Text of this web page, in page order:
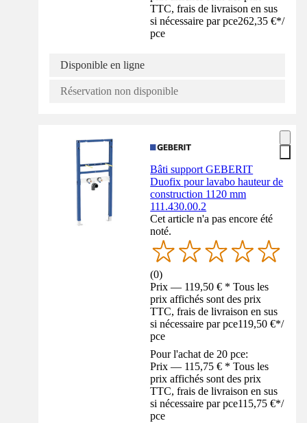
TTC, frais de livraison en sus
si nécessaire par pce262,35 €*/
pce
Disponible en ligne
Réservation non disponible
Bâti support GEBERIT
Duofix pour lavabo hauteur de
construction 1120 mm
111.430.00.2
Cet article n'a pas encore été
noté.
(0)
Prix — 119,50 € * Tous les
prix affichés sont des prix
TTC, frais de livraison en sus
si nécessaire par pce119,50 €*/
pce
Pour l'achat de 20 pce:
Prix — 115,75 € * Tous les
prix affichés sont des prix
TTC, frais de livraison en sus
si nécessaire par pce115,75 €*/
pce